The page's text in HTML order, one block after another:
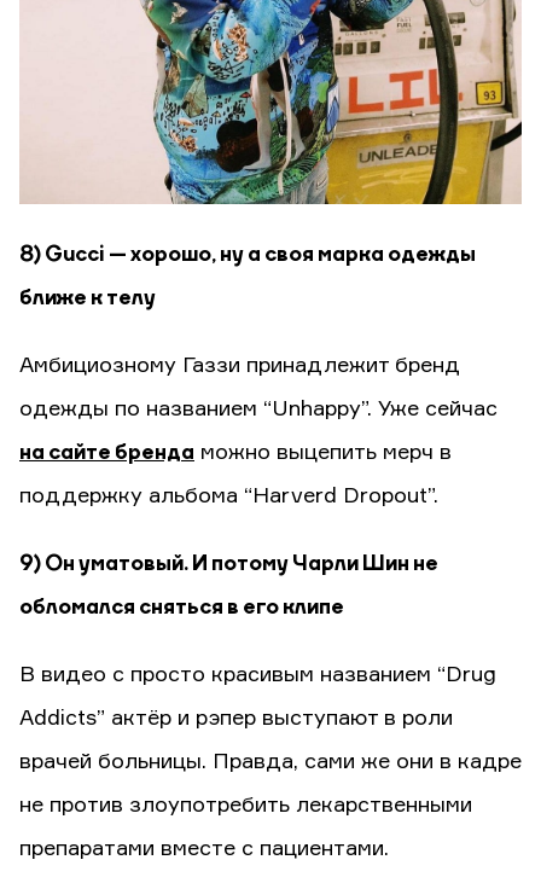
8) Gucci — хорошо, ну а своя марка одежды
ближе к телу
Амбициозному Газзи принадлежит бренд
одежды по названием “Unhappy”. Уже сейчас
на сайте бренда можно выцепить мерч в
поддержку альбома “Harverd Dropout”.
9) Он уматовый. И потому Чарли Шин не
обломался сняться в его клипе
В видео с просто красивым названием “Drug
Addicts” актёр и рэпер выступают в роли
врачей больницы. Правда, сами же они в кадре
не против злоупотребить лекарственными
препаратами вместе с пациентами.